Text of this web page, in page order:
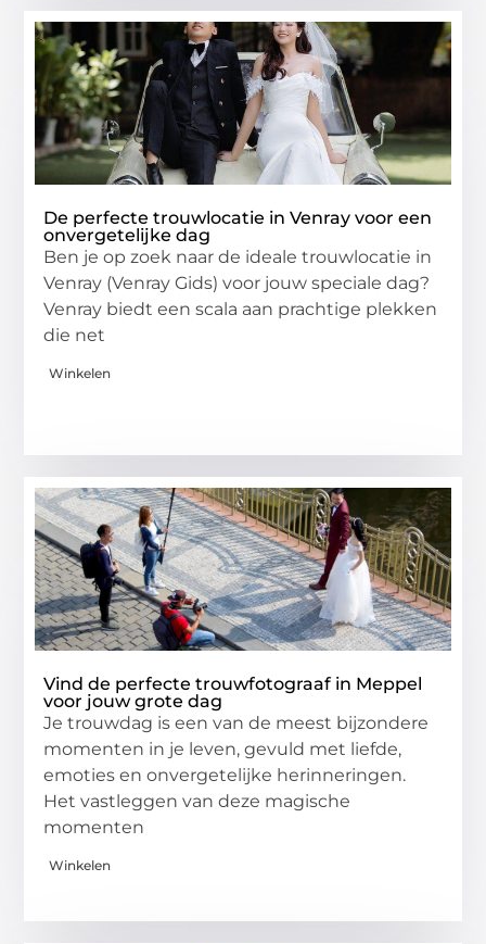
De perfecte trouwlocatie in Venray voor een
onvergetelijke dag
Ben je op zoek naar de ideale trouwlocatie in
Venray (Venray Gids) voor jouw speciale dag?
Venray biedt een scala aan prachtige plekken
die net
Winkelen
Vind de perfecte trouwfotograaf in Meppel
voor jouw grote dag
Je trouwdag is een van de meest bijzondere
momenten in je leven, gevuld met liefde,
emoties en onvergetelijke herinneringen.
Het vastleggen van deze magische
momenten
Winkelen